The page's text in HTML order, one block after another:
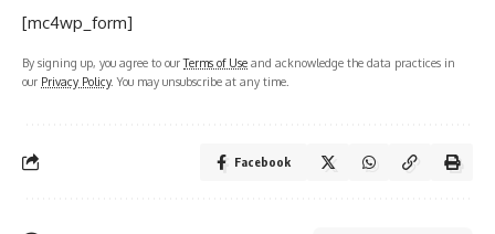
[mc4wp_form]
By signing up, you agree to ourTerms of Use and acknowledge the data practices in
our Privacy Policy. You may unsubscribe at any time.
Facebook